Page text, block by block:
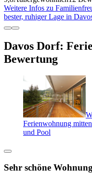
Weitere Infos zu
bester, ruhiger Lage in
Davos Dorf:
Bewertung
Ferienwohnung
und Pool
Sehr schöne Wohnung